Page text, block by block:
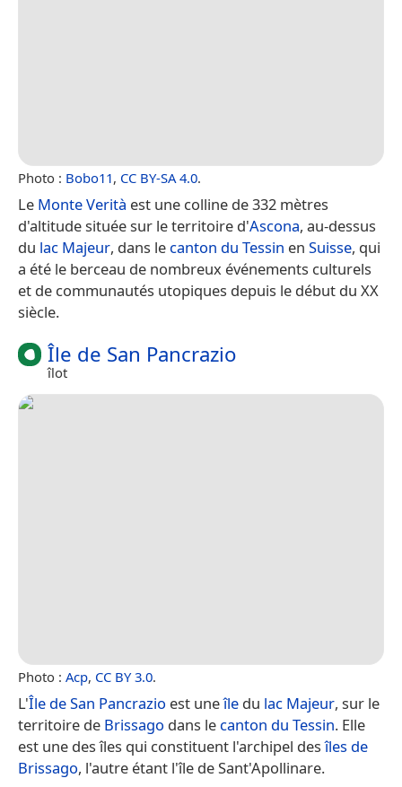
Photo : Bobo11, CC BY-SA 4.0.
Le Monte Verità est une colline de 332 mètres
d'altitude située sur le territoire d'Ascona, au-dessus
du lac Majeur, dans le canton du Tessin en Suisse, qui
a été le berceau de nombreux événements culturels
et de communautés utopiques depuis le début du XX
siècle.
Île de San Pancrazio
îlot
Photo : Acp, CC BY 3.0.
L'Île de San Pancrazio est uneîle du lac Majeur, sur le
territoire de Brissago dans le canton du Tessin. Elle
est une des îles qui constituent l'archipel desîles de
Brissago, l'autre étant l'île de Sant'Apollinare.